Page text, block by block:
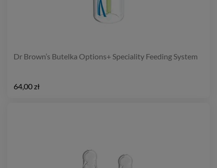
Dr Brown’s Butelka Options+ Speciality Feeding System
64,00 zł